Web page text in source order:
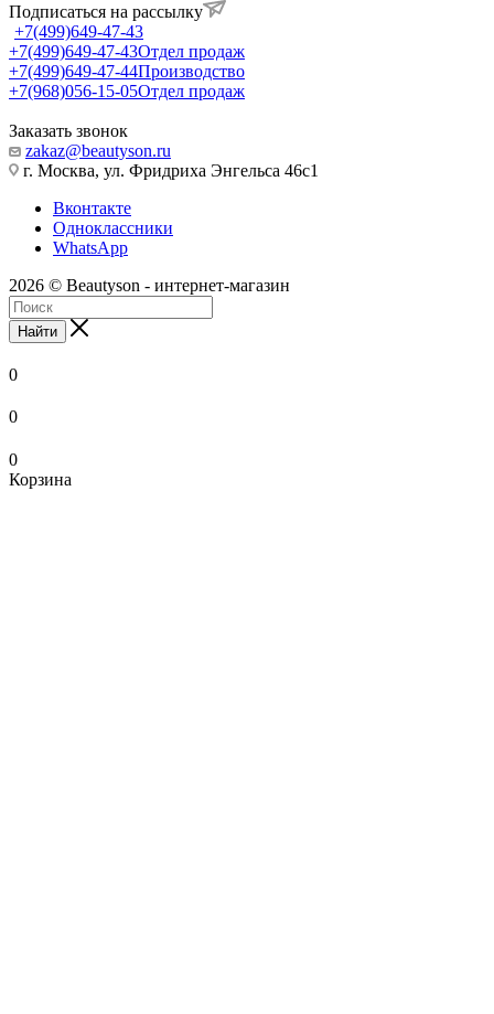
Подписаться на рассылку
+7(499)649-47-43
+7(499)649-47-43Отдел продаж
+7(499)649-47-44Производство
+7(968)056-15-05Отдел продаж
Заказать звонок
zakaz@beautyson.ru
г. Москва, ул. Фридриха Энгельса 46с1
Вконтакте
Одноклассники
WhatsApp
2026 © Beautyson - интернет-магазин
Найти
0
0
0
Корзина